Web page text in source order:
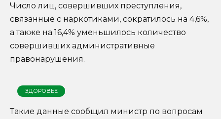
Число лиц, совершивших преступления,
связанные с наркотиками, сократилось на 4,6%,
а также на 16,4% уменьшилось количество
совершивших административные
правонарушения.
ЗДОРОВЬЕ
Такие данные сообщил министр по вопросам